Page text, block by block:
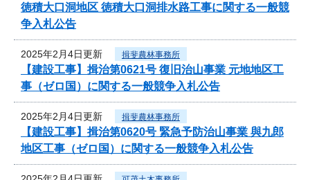
徳積大口洞地区 徳積大口洞排水路工事に関する一般競
争入札公告
2025年2月4日更新 揖斐農林事務所
【建設工事】揖治第0621号 復旧治山事業 元地地区工
事（ゼロ国）に関する一般競争入札公告
2025年2月4日更新 揖斐農林事務所
【建設工事】揖治第0620号 緊急予防治山事業 與九郎
地区工事（ゼロ国）に関する一般競争入札公告